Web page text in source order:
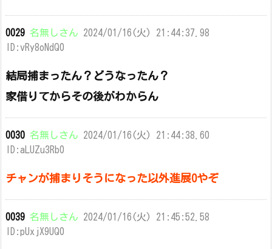
0029 名無しさん 2024/01/16(火) 21:44:37.98
ID:vRy8oNdQ0
結局捕まったん？どうなったん？
家借りてからその後がわからん
0030 名無しさん 2024/01/16(火) 21:44:38.60
ID:aLUZu3Rb0
チャンが捕まりそうになった以外進展0やぞ
0039 名無しさん 2024/01/16(火) 21:45:52.58
ID:pUxjX9UQ0